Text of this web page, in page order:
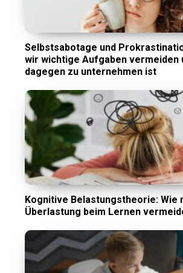
Selbstsabotage und
wir wichtige Aufgaben vermeiden
dagegen zu unternehmen ist
Kognitive Belastungstheorie: Wie
Überlastung beim Lernen